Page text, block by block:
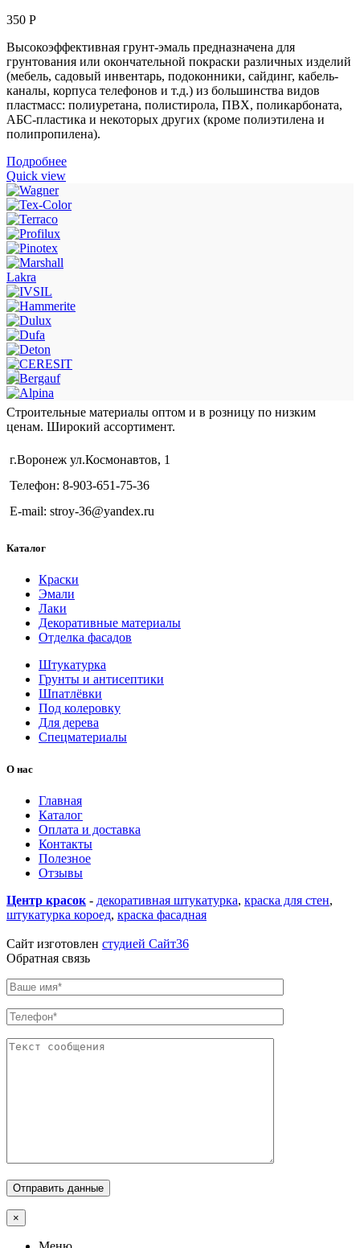
350 Р
Высокоэффективная грунт-эмаль предназначена для
грунтования или окончательной покраски различных изделий
(мебель, садовый инвентарь, подоконники, сайдинг, кабель-
каналы, корпуса телефонов и т.д.) из большинства видов
пластмасс: полиуретана, полистирола, ПВХ, поликарбоната,
АБС-пластика и некоторых других (кроме полиэтилена и
полипропилена).
Подробнее
Quick view
Lakra
Строительные материалы оптом и в розницу по низким
ценам. Широкий ассортимент.
г.Воронеж ул.Космонавтов, 1
Телефон: 8-903-651-75-36
E-mail: stroy-36@yandex.ru
Каталог
Краски
Эмали
Лаки
Декоративные материалы
Отделка фасадов
Штукатурка
Грунты и антисептики
Шпатлёвки
Под колеровку
Для дерева
Спецматериалы
О нас
Главная
Каталог
Оплата и доставка
Контакты
Полезное
Отзывы
Центр красок - декоративная штукатурка, краска для стен,
штукатурка короед, краска фасадная
Сайт изготовлен студией Сайт36
Обратная связь
×